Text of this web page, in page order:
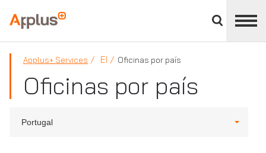
panel
Applus+
Applus+ Services EI Oficinas por país
Oficinas por país
Portugal